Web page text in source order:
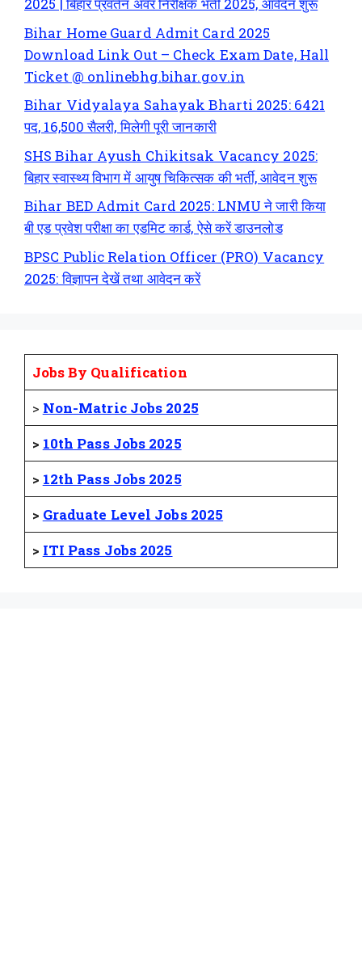
2025 | बिहार प्रवर्तन अवर निरीक्षक भर्ती 2025, आवेदन शुरू
Bihar Home Guard Admit Card 2025
Download Link Out – Check Exam Date, Hall
Ticket @ onlinebhg.bihar.gov.in
Bihar Vidyalaya Sahayak Bharti 2025: 6421
पद, 16,500 सैलरी, मिलेगी पूरी जानकारी
SHS Bihar Ayush Chikitsak Vacancy 2025:
बिहार स्वास्थ्य विभाग में आयुष चिकित्सक की भर्ती, आवेदन शुरू
Bihar BED Admit Card 2025: LNMU ने जारी किया
बी एड प्रवेश परीक्षा का एडमिट कार्ड, ऐसे करें डाउनलोड
BPSC Public Relation Officer (PRO) Vacancy
2025: विज्ञापन देखें तथा आवेदन करें
Jobs By Qualification
> Non-Matric Jobs 2025
> 10th Pass Jobs 2025
> 12th Pass Jobs 2025
> Graduate Level Jobs 2025
> ITI Pass Jobs 2025